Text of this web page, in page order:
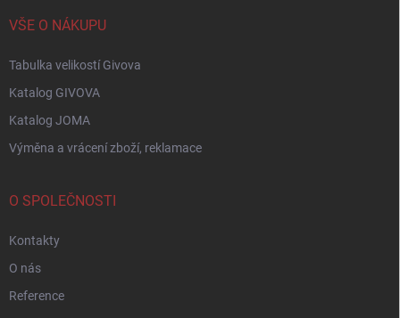
VŠE O NÁKUPU
Tabulka velikostí Givova
Katalog GIVOVA
Katalog JOMA
Výměna a vrácení zboží, reklamace
O SPOLEČNOSTI
Kontakty
O nás
Reference